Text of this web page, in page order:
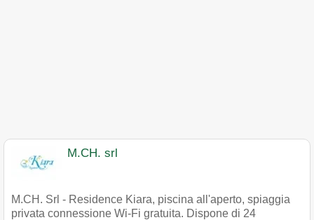
M.CH. srl
M.CH. Srl - Residence Kiara, piscina all'aperto, spiaggia
privata connessione Wi-Fi gratuita. Dispone di 24